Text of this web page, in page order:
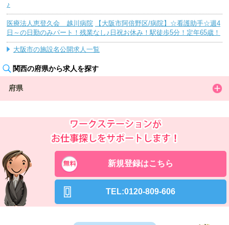
♪
医療法人恵登久会 越川病院
【大阪市阿倍野区/病院】☆看護助手☆週4
日～の日勤のみパート！残業なし♪日祝お休み！駅徒歩5分！定年65歳！
大阪市の施設名公開求人一覧
関西の府県から求人を探す
府県
新規登録はこちら
TEL:0120-809-606